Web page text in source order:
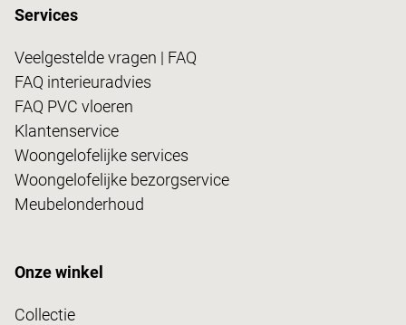
Services
Veelgestelde vragen | FAQ
FAQ interieuradvies
FAQ PVC vloeren
Klantenservice
Woongelofelijke services
Woongelofelijke bezorgservice
Meubelonderhoud
Onze winkel
Collectie